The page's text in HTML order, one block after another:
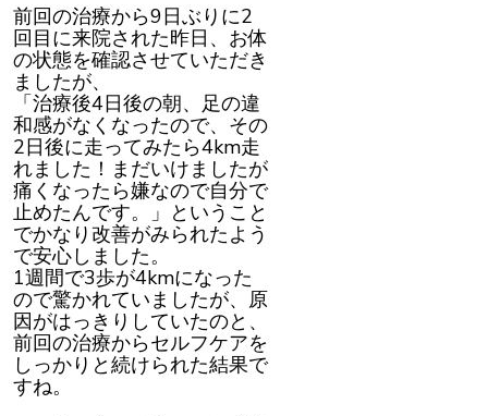
前回の治療から9日ぶりに2
回目に来院された昨日、お体
の状態を確認させていただき
ましたが、
「治療後4日後の朝、足の違
和感がなくなったので、その
2日後に走ってみたら4km走
れました！まだいけましたが
痛くなったら嫌なので自分で
止めたんです。」ということ
でかなり改善がみられたよう
で安心しました。
1週間で3歩が4kmになった
ので驚かれていましたが、原
因がはっきりしていたのと、
前回の治療からセルフケアを
しっかりと続けられた結果で
すね。